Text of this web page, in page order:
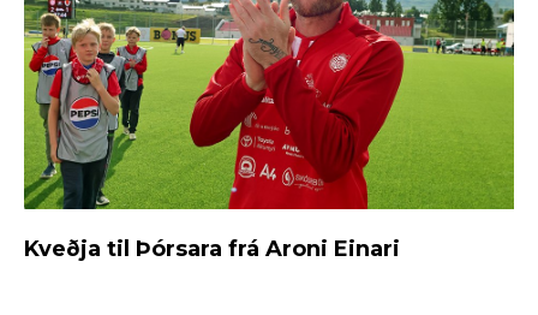
Kveðja til Þórsara frá Aroni Einari